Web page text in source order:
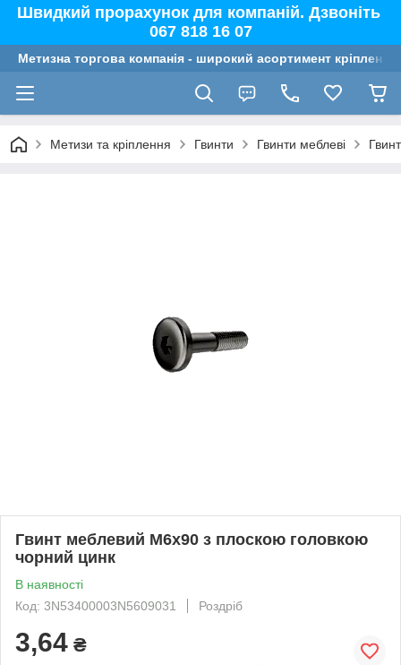
Швидкий прорахунок для компаній. Дзвоніть
067 818 16 07
Метизна торгова компанія - широкий асортимент
Метизи та кріплення Гвинти Гвинти меблеві
Гвинт меблевий М6х90 з плоскою головкою
чорний цинк
В наявності
Код: 3N53400003N5609031
Роздріб
3,64 ₴